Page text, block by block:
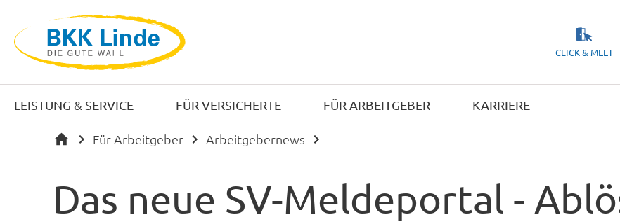
LEISTUNG & SERVICE FÜR VERSICHERTE FÜR ARBEITGEBER KARRIERE
CLICK & MEET
Für Arbeitgeber Arbeitgebernews
Das neue SV-Meldeportal -